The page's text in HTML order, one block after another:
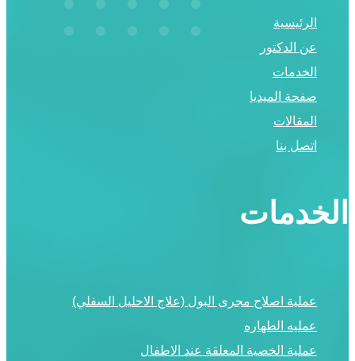
الخدمات
عملية اصلاح مجرى البول (علاج الاحليل السفلي)
عمليه الطهاره
عملية الخصية المعلقة عند الاطفال
الرئيسية
عن الدكتور
الخدمات
صفحة الميديا
المقالات
اتصل بنا